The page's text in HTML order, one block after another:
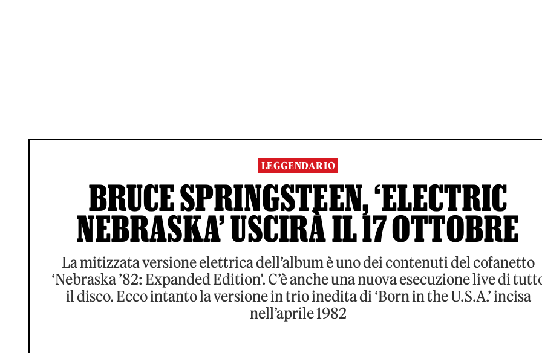
LEGGENDARIO
BRUCE SPRINGSTEEN, ‘ELECTRIC
NEBRASKA’ USCIRÀ IL 17 OTTOBRE
La mitizzata versione elettrica dell’album è uno dei contenuti del cofanetto
‘Nebraska ’82: Expanded Edition’. C’è anche una nuova esecuzione live di
il disco. Ecco intanto la versione in trio inedita di ‘Born in the U.S.A.’ incisa
nell’aprile 1982